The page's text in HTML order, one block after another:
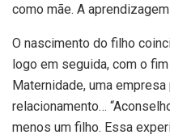
como mãe. A
O nascimento do filho
logo em seguida, com o
Maternidade, uma
relacionamento…
menos um filho. Essa